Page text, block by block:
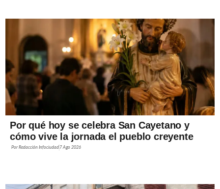
Por qué hoy se celebra San Cayetano y
cómo vive la jornada el pueblo creyente
PorRedacción Infociudad 7 Ago 2026